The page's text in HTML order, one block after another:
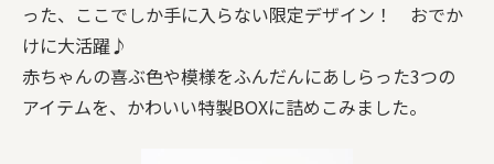
った、ここでしか手に入らない限定デザイン！ おでか
けに大活躍♪
赤ちゃんの喜ぶ色や模様をふんだんにあしらった3つの
アイテムを、かわいい特製BOXに詰めこみました。